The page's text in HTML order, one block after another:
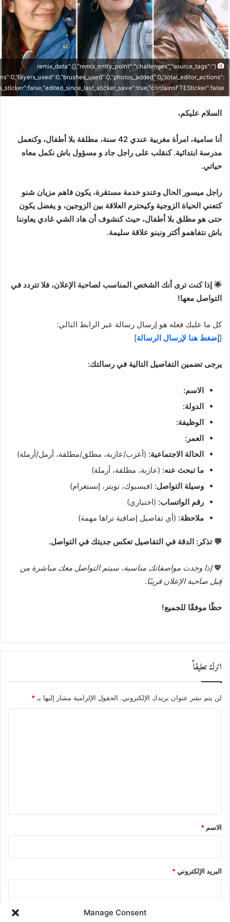
Manage Consent
{"remix_data":[],"remix_entry_point":"challenges","source_tags":
السلام عليكم،
أنا سامية، امرأة مغربية عندي 42 سنة، مطلقة بلا أطفال، وكنعمل
مدرسة ابتدائية. كنقلب على راجل جاد و مسؤول باش نكمل معاه
حياتي.
راجل ميسور الحال وعندو خدمة مستقرة، يكون فاهم مزيان شنو
كتعني الحياة الزوجية وكيحترم العلاقة بين الزوجين، و يفضل يكون
حتى هو مطلق بلا أطفال، حيث كنشوف أن هاد الشي غادي يعاوننا
باش نتفاهمو أكتر ونبنو علاقة سليمة.
🌟 إذا كنت ترى أنك الشخص المناسب لصاحبة الإعلان، فلا تتردد في
التواصل معها!
كل ما عليك فعله هو إرسال رسالة عبر الرابط التالي:
[إضغط هنا لإرسال الرسالة]
يرجى تضمين التفاصيل التالية في رسالتك:
الاسم:
الدولة:
الوظيفة:
العمر:
الحالة الاجتماعية: (أعزب/عازبة، مطلق/مطلقة، أرمل/أرملة)
ما تبحث عنه: (عازبة، مطلقة، أرملة)
وسيلة التواصل: (فيسبوك، تويتر، إنستغرام)
رقم الواتساب: (اختياري)
ملاحظة: (أي تفاصيل إضافية تراها مهمة)
💬 تذكر: الدقة في التفاصيل تعكس جديتك في التواصل.
💖إذا وجدت مواصفاتك مناسبة، سيتم التواصل معك مباشرة من
قِبل صاحبة الإعلان قريبًا.
حظًا موفقًا للجميع!
اترك تعليقاً
لن يتم نشر عنوان بريدك الإلكتروني. الحقول الإلزامية مشار إليها بـ *
*
الاسم *
البريد الإلكتروني*